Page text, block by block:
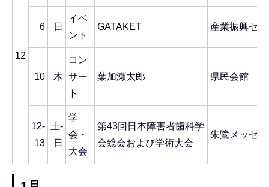
12
6 日
イベ
ント
GATAKET 産業振興セ
10 木
コン
サー
ト
葉加瀬太郎 県民会館
12-
13
土-
日
学
会・
大会
第43回日本障害者歯科学
会総会および学術大会
朱鷺メッセ